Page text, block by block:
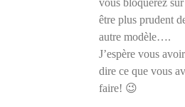
vous bloquerez
être plus prudent
autre modèle….
J’espère vous
dire ce que vous
faire! 😉